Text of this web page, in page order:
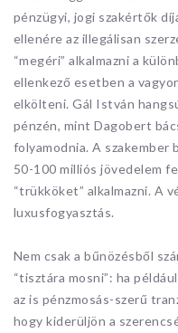
pénzügyi, jogi szakértők
ellenére az illegálisan
“megéri” alkalmazni a
ellenkező esetben a
elkölteni. Gál István
pénzén, mint Dagobert
folyamodnia. A szakember
50-100 milliós jövedelem
“trükköket” alkalmazni. A
luxusfogyasztás.
Nem csak a bűnözésből
“tisztára mosni”: ha
az is pénzmosás-szerű
hogy kiderüljön a